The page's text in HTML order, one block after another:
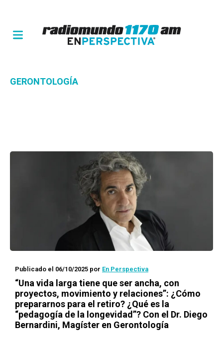
GERONTOLOGÍA
Publicado el 06/10/2025 por En Perspectiva
“Una vida larga tiene que ser ancha, con
proyectos, movimiento y relaciones”: ¿Cómo
prepararnos para el retiro? ¿Qué es la
“pedagogía de la longevidad”? Con el Dr. Diego
Bernardini, Magíster en Gerontología